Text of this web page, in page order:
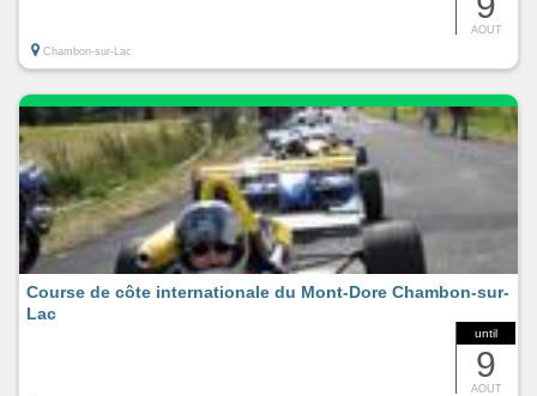
AOUT
Chambon-sur-Lac
until
9
AOUT
Course de côte internationale du Mont-Dore Chambon-sur-
Lac